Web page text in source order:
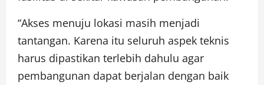
“Akses menuju lokasi masih menjadi
tantangan. Karena itu seluruh aspek teknis
harus dipastikan terlebih dahulu agar
pembangunan dapat berjalan dengan baik